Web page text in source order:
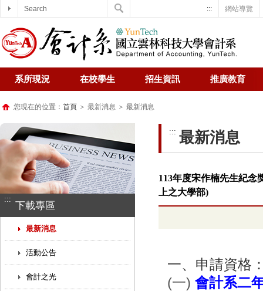
網站導覽
:::
系所現況 在校學生 招生資訊 推廣教育
您現在的位置： 首頁 ＞ 最新消息 ＞ 最新消息
:::
下載專區
最新消息
活動公告
會計之光
::: 最新消息
113年度宋作楠先生紀念
上之大學部)
一、申請資格
(一) 會計系二
Search